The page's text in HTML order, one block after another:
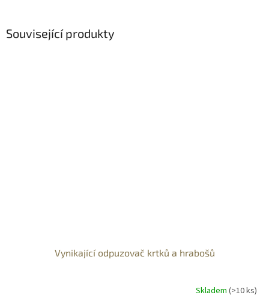
Související produkty
Vynikající odpuzovač krtků a hrabošů
Skladem (>10 ks)